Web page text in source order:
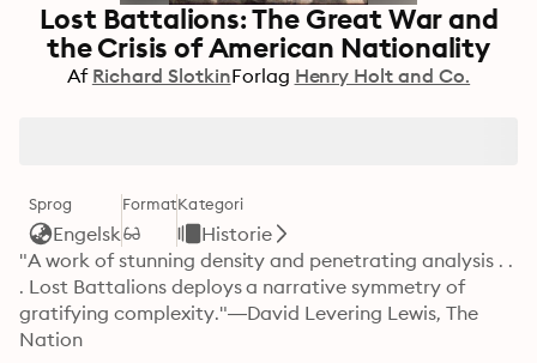
Lost Battalions: The Great War and
the Crisis of American Nationality
Af Richard SlotkinForlag Henry Holt and Co.
Sprog
Engelsk
FormatKategori
Historie
"A work of stunning density and penetrating analysis . .
. Lost Battalions deploys a narrative symmetry of
gratifying complexity."—David Levering Lewis, The
Nation